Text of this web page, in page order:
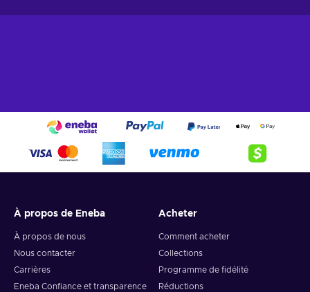
À propos de Eneba
À propos de nous
Nous contacter
Carrières
Eneba Confiance et transparence
Acheter
Comment acheter
Collections
Programme de fidélité
Réductions